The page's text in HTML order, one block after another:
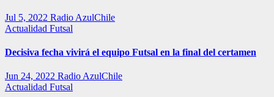
Jul 5, 2022 Radio AzulChile
Actualidad Futsal
Decisiva fecha vivirá el equipo Futsal en la final del certamen
Jun 24, 2022 Radio AzulChile
Actualidad Futsal